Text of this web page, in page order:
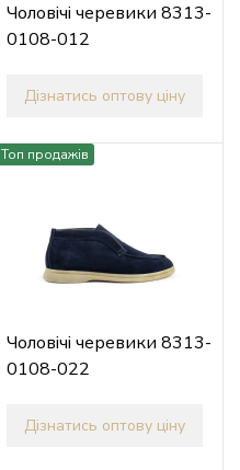
Чоловічі черевики 8313-
0108-012
Дізнатись оптову ціну
Топ продажів
Чоловічі черевики 8313-
0108-022
Дізнатись оптову ціну